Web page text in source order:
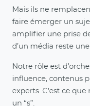
Mais ils ne
faire émerger un
amplifier une prise
d’un média reste
Notre rôle est
influence, contenus
experts. C’est ce
un “s”.